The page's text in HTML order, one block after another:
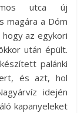
utca új
magára a Dóm
az egykori
után épült.
palánki
és azt, hol
idején
kapanyeleket